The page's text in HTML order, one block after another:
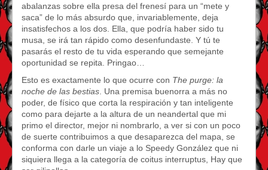
abalanzas sobre ella presa del frenesí para un “mete y
saca” de lo más absurdo que, invariablemente, deja
insatisfechos a los dos. Ella, que podría haber sido tu
musa, se irá tan rápido como desenfundaste. Y tú te
pasarás el resto de tu vida esperando que semejante
oportunidad se repita. Pringao…
Esto es exactamente lo que ocurre con The purge: la
noche de las bestias . Una premisa buenorra a más no
poder, de físico que corta la respiración y tan inteligente
como para dejarte a la altura de un neandertal que mi
primo el director, mejor ni nombrarlo, a ver si con un poco
de suerte contribuimos a que desaparezca del mapa, se
conforma con darle un viaje a lo Speedy González que ni
siquiera llega a la categoría de coitus interruptus, Hay que